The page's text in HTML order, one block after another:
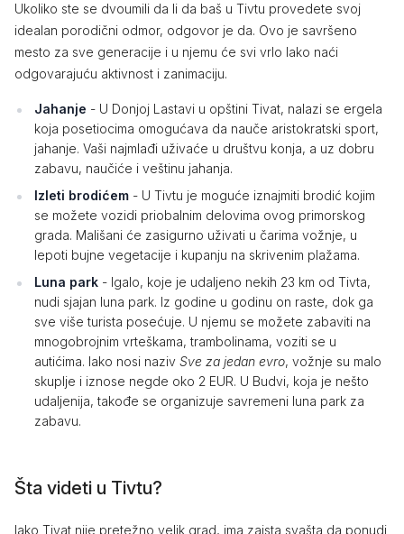
Ukoliko ste se dvoumili da li da baš u Tivtu provedete svoj
idealan porodični odmor, odgovor je da. Ovo je savršeno
mesto za sve generacije i u njemu će svi vrlo lako naći
odgovarajuću aktivnost i zanimaciju.
Jahanje - U Donjoj Lastavi u opštini Tivat, nalazi se ergela
koja posetiocima omogućava da nauče aristokratski sport,
jahanje. Vaši najmlađi uživaće u društvu konja, a uz dobru
zabavu, naučiće i veštinu jahanja.
Izleti brodićem - U Tivtu je moguće iznajmiti brodić kojim
se možete vozidi priobalnim delovima ovog primorskog
grada. Mališani će zasigurno uživati u čarima vožnje, u
lepoti bujne vegetacije i kupanju na skrivenim plažama.
Luna park - Igalo, koje je udaljeno nekih 23 km od Tivta,
nudi sjajan luna park. Iz godine u godinu on raste, dok ga
sve više turista posećuje. U njemu se možete zabaviti na
mnogobrojnim vrteškama, trambolinama, voziti se u
autićima. Iako nosi naziv Sve za jedan evro, vožnje su malo
skuplje i iznose negde oko 2 EUR. U Budvi, koja je nešto
udaljenija, takođe se organizuje savremeni luna park za
zabavu.
Šta videti u Tivtu?
Iako Tivat nije pretežno velik grad, ima zaista svašta da ponudi